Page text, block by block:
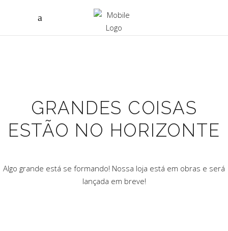
GRANDES COISAS
ESTÃO NO HORIZONTE
Algo grande está se formando! Nossa loja está em obras e será
lançada em breve!